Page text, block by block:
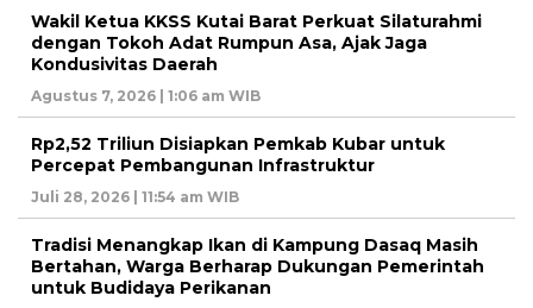
Wakil Ketua KKSS Kutai Barat Perkuat Silaturahmi
dengan Tokoh Adat Rumpun Asa, Ajak Jaga
Kondusivitas Daerah
Agustus 7, 2026 | 1:06 am WIB
Rp2,52 Triliun Disiapkan Pemkab Kubar untuk
Percepat Pembangunan Infrastruktur
Juli 28, 2026 | 11:54 am WIB
Tradisi Menangkap Ikan di Kampung Dasaq Masih
Bertahan, Warga Berharap Dukungan Pemerintah
untuk Budidaya Perikanan